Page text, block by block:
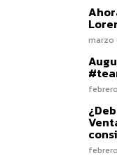
marzo